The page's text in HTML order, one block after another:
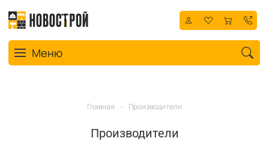
Toggle navigation
Меню
Главная - Производители
Производители